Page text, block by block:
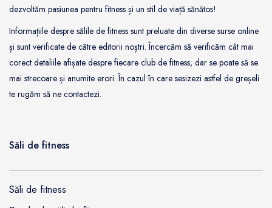
dezvoltăm pasiunea pentru fitness și un stil de viață sănătos!
Informațiile despre sălile de fitness sunt preluate din diverse surse online
și sunt verificate de către editorii noștri. Încercăm să verificăm cât mai
corect detaliile afișate despre fiecare club de fitness, dar se poate să se
mai strecoare și anumite erori. În cazul în care sesizezi astfel de greșeli
te rugăm să ne contactezi.
Săli de fitness
Săli de fitness